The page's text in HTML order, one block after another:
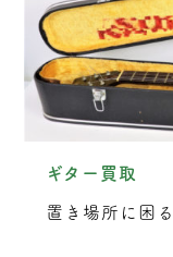
ギター買取
置き場所に困